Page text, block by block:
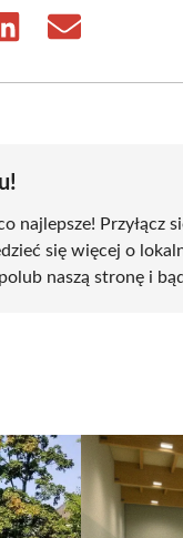
Share
Share
Przyłącz
się więcej o
naszą stronę i